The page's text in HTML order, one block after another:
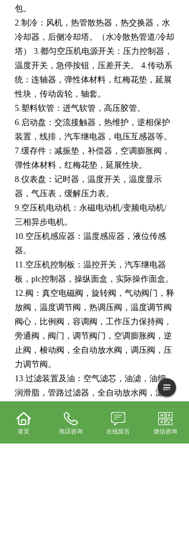
包。
2.制冷：风机，热管散热器，热交换器，水
冷却器，后侧冷却塔。（水冷散热管道/冷却
塔） 3.都匀空压机电源开关：压力控制器，
温度开关，急停按钮，压差开关。 4.传动系
统：连轴器，弹性体材料，红梅花垫，延展
性块，传动齿轮，轴套。
5.塑料软管：进气软管，高压胶管。
6.启动盘：交流接触器，热维护，逆相保护
装置，线排，汽车继电器，电压互感器等。
7.缓存件：减振垫，补偿器，空调膨胀阀，
弹性体材料，红梅花垫，延展性块。
8.仪表盘：记时器，温度开关，温度显示
器，气压表，缓解压力表。
9.空压机电动机：永磁电动机/变频电动机/
三相异步电机。
10.空压机感应器：温度感应器，液位传感
器。
11.空压机控制板：温控开关，汽车继电器
板，plc控制器，操纵面盒，实际操作面盒。
12.阀：真空电磁阀，旋转阀，气动阀门，释
放阀，温度调节阀，热调压阀，温度调节阀
阀心，比例阀，容调阀，工作压力保持阀，
旁通阀，阀门，调节阀门，空调膨胀阀，逆
止阀，梭动阀，全自动放水阀，调压阀，压
力调节阀。
13.过滤装置及油：空气滤芯，油滤，油细，
润滑脂，管路过滤器，全自动放水阀，滤杯
14.空压机服务器：主机（发动机），滚动轴
承，水泵密封密封圈，联轴器，传动齿轮，
首页 电话咨询 在线留言 微信咨询